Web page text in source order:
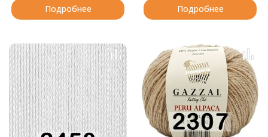
Подробнее Подробнее